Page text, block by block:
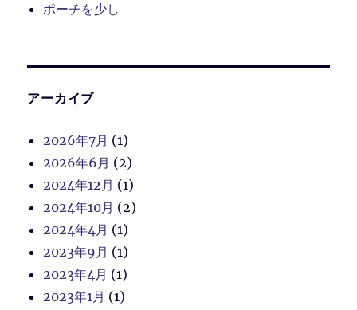
ポーチを少し
アーカイブ
2026年7月 (1)
2026年6月 (2)
2024年12月 (1)
2024年10月 (2)
2024年4月 (1)
2023年9月 (1)
2023年4月 (1)
2023年1月 (1)